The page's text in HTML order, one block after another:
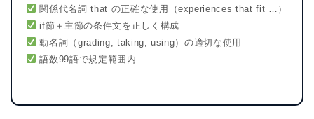
関係代名詞 that の正確な使用（experiences that fit …）
if節＋主節の条件文を正しく構成
動名詞（grading, taking, using）の適切な使用
語数99語で規定範囲内